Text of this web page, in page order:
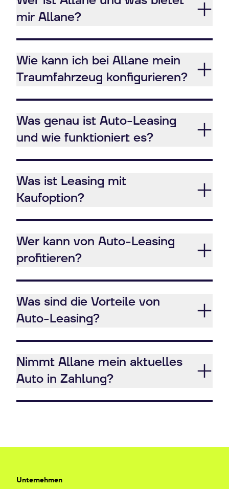
mir Allane?
Wie kann ich bei Allane mein
Traumfahrzeug konfigurieren?
Was genau ist Auto-Leasing
und wie funktioniert es?
Was ist Leasing mit
Kaufoption?
Wer kann von Auto-Leasing
profitieren?
Was sind die Vorteile von
Auto-Leasing?
Nimmt Allane mein aktuelles
Auto in Zahlung?
Unternehmen